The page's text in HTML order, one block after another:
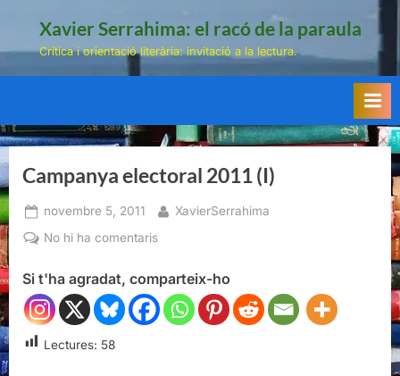
Xavier Serrahima: el racó de la paraula
Crítica i orientació literària: invitació a la lectura.
Campanya electoral 2011 (I)
Posted
on
novembre 5, 2011 By
XavierSerrahima
No hi ha comentarisa
electoral
2011
(I)
Si t'ha agradat, comparteix-ho
Lectures: 58